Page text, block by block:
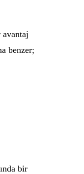
avantaj
benzer;
bir